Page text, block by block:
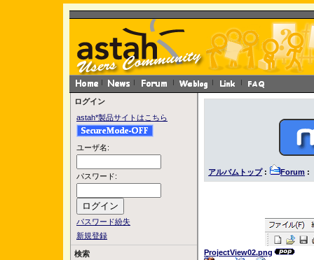
ログイン
astah*製品サイトはこちら
ユーザ名:
パスワード:
パスワード紛失
新規登録
検索
アルバムトップ: Forum :
ProjectView02.png